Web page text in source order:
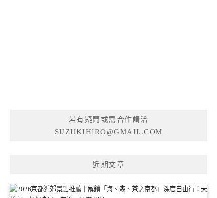
若有疑問或需合作請洽
SUZUKIHIRO@GMAIL.COM
近期文章